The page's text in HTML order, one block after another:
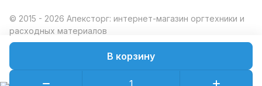
В корзину
© 2015 - 2026 Апексторг: интернет-магазин оргтехники и
расходных материалов
Конфиденциальность